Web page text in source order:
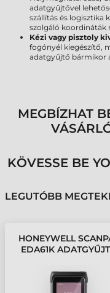
adatgyűjtővel
szállítás és logisztika
szolgáló koordináták
Kézi vagy pisztoly
fogónyél kiegészítő,
adatgyűjtő bármikor
MEGBÍZHAT
KÖVESSE BE
LEGUTÓBB
HONEYWELL
EDA61K